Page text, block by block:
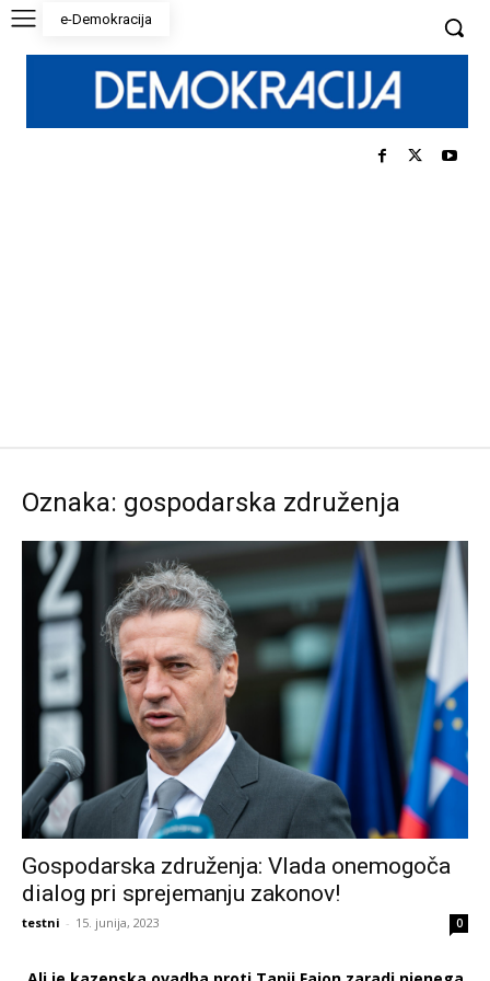
e-Demokracija
Oznaka: gospodarska združenja
Gospodarska združenja: Vlada onemogoča
dialog pri sprejemanju zakonov!
testni - 15. junija, 2023 0